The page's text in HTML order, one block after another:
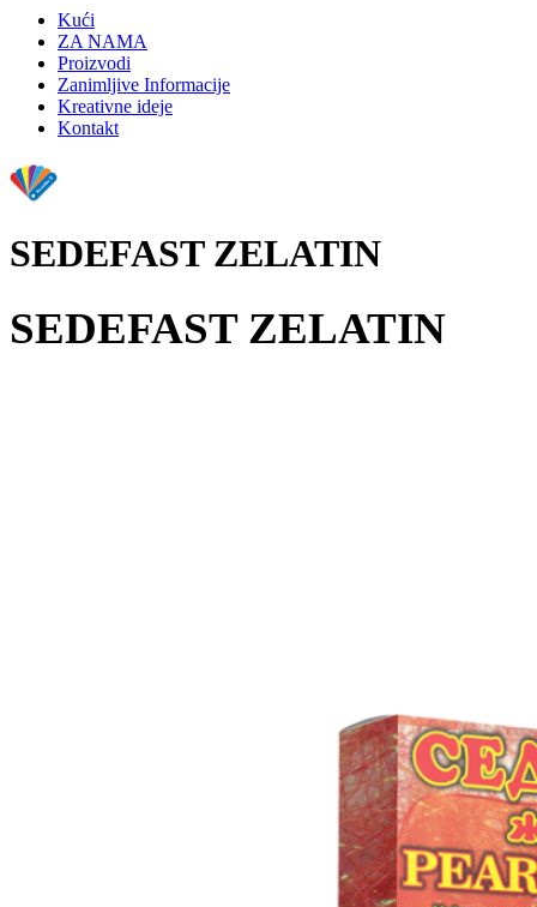
Kući
ZA NAMA
Proizvodi
Zanimljive Informacije
Kreativne ideje
Kontakt
SEDEFAST ZELATIN
SEDEFAST ZELATIN